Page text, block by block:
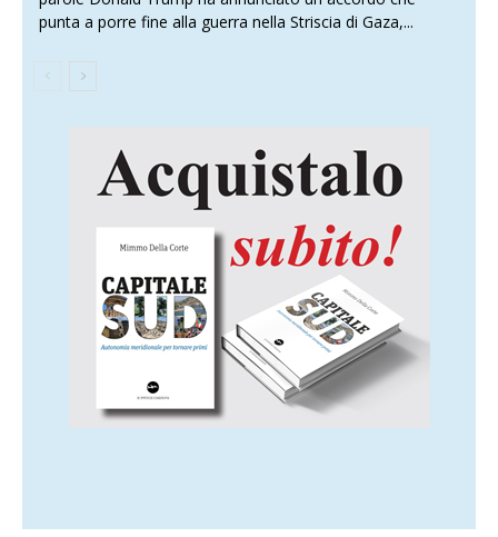
punta a porre fine alla guerra nella Striscia di Gaza,...